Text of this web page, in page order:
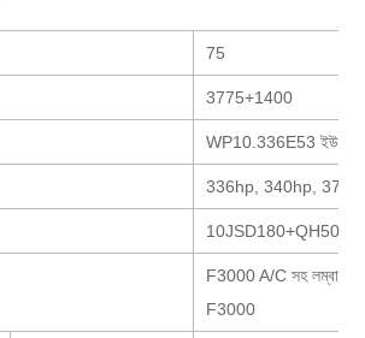
75
3775+1400
WP10.336E53 ইউরো
336hp, 340hp,
10JSD180+QH50
F3000 A/C সহ লম্বা
F3000